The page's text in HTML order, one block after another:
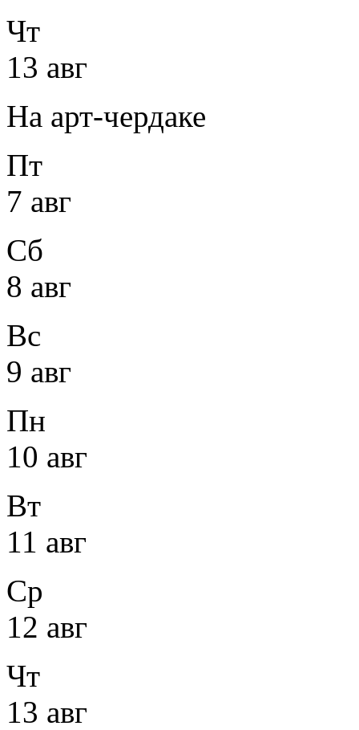
Чт
13 авг
На арт-чердаке
Пт
7 авг
Сб
8 авг
Вс
9 авг
Пн
10 авг
Вт
11 авг
Ср
12 авг
Чт
13 авг